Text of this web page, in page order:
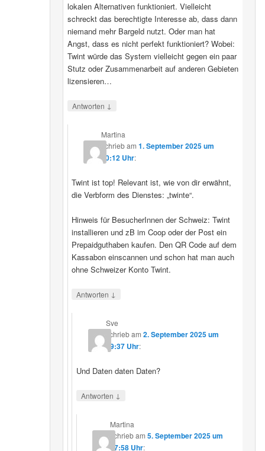
lokalen Alternativen funktioniert. Vielleicht
schreckt das berechtigte Interesse ab, dass dann
niemand mehr Bargeld nutzt. Oder man hat
Angst, dass es nicht perfekt funktioniert? Wobei:
Twint würde das System vielleicht gegen ein paar
Stutz oder Zusammenarbeit auf anderen Gebieten
lizensieren…
Antworten ↓
Martina
schriebam1. September 2025 um
20:12 Uhr:
Twint ist top! Relevant ist, wie von dir erwähnt,
die Verbform des Dienstes: „twinte“.
Hinweis für BesucherInnen der Schweiz: Twint
installieren und zB im Coop oder der Post ein
Prepaidguthaben kaufen. Den QR Code auf dem
Kassabon einscannen und schon hat man auch
ohne Schweizer Konto Twint.
Antworten ↓
Sve
schriebam 2. September 2025 um
19:37 Uhr:
Und Daten daten Daten?
Antworten ↓
Martina
schriebam5. September 2025 um
17:58 Uhr: